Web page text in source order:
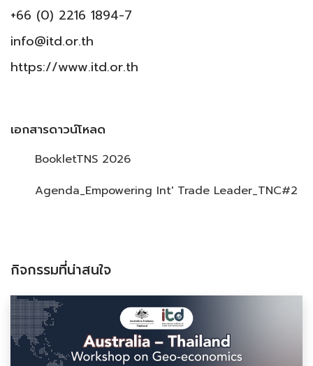
+66 (0) 2216 1894-7
info@itd.or.th
https://www.itd.or.th
เอกสารดาวน์โหลด
BookletTNS 2026
Agenda_Empowering Int' Trade Leader_TNC#2
กิจกรรมที่น่าสนใจ